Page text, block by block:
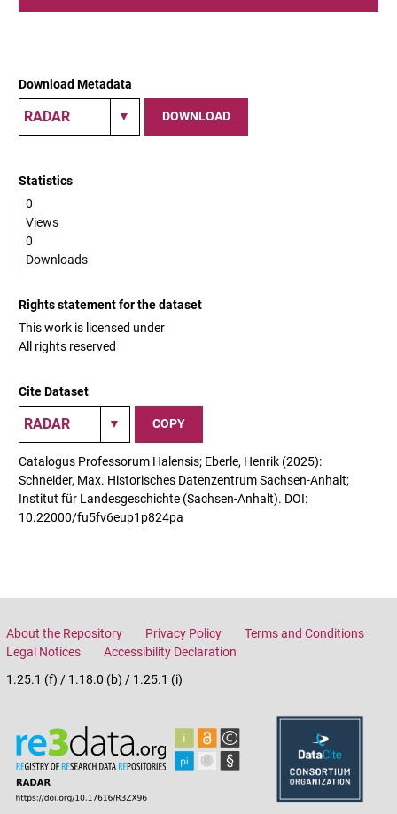
Download Metadata
DOWNLOAD
Statistics
0
Views
0
Downloads
Rights statement for the dataset
This work is licensed under
All rights reserved
Cite Dataset
COPY
Catalogus Professorum Halensis; Eberle, Henrik (2025):
Schneider, Max. Historisches Datenzentrum Sachsen-Anhalt;
Institut für Landesgeschichte (Sachsen-Anhalt). DOI:
10.22000/fu5fv6eup1p824pa
About the Repository Privacy Policy
Terms and Conditions
Legal Notices
Accessibility Declaration
1.25.1 (f) / 1.18.0 (b) / 1.25.1 (i)